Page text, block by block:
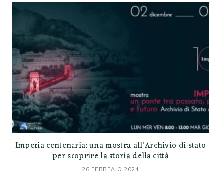
Imperia centenaria: una mostra all’Archivio di stato
per scoprire la storia della città
26 FEBBRAIO 2024